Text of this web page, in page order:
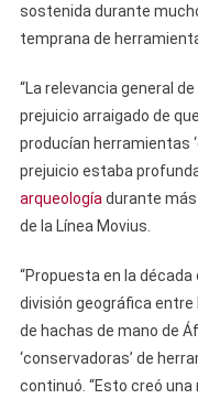
sostenida durante
temprana de
“La relevancia general
prejuicio arraigado de
producían herramientas
prejuicio estaba
arqueología durante
de la Línea Movius.
“Propuesta en la década
división geográfica entre
de hachas de mano de
‘conservadoras’ de
continuó. “Esto creó